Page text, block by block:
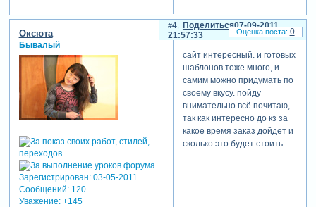
Поделиться
4
07-09-2011
21:57:33
Оксюта
Бывалый
Зарегистрирован: 03-05-2011
Сообщений:120
Уважение: +145
сайт интересный. и готовых
шаблонов тоже много, и
самим можно придумать по
своему вкусу. пойду
внимательно всё почитаю,
так как интересно до кз за
какое время заказ дойдет и
сколько это будет стоить.
0